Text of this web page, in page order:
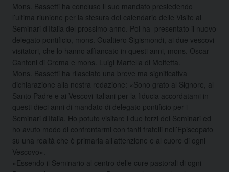
Mons. Bassetti ha concluso il suo mandato presiedendo
l’ultima riunione per la stesura del calendario delle Visite ai
Seminari d’Italia del prossimo anno. Poi ha presentato il nuovo
delegato pontificio, mons. Gualtiero Sigismondi, ai due vescovi
visitatori, che lo hanno affiancato in questi anni, mons. Oscar
Cantoni di Crema e mons. Luigi Martella di Molfetta.
Mons. Bassetti ha rilasciato una breve ma significativa
dichiarazione alla nostra redazione: «Sono grato al Signore, al
Santo Padre e ai Vescovi italiani per la fiducia accordatami in
questi dieci anni di mandato di delegato pontificio per i
Seminari d’Italia. Ho potuto visitare i due terzi dei Seminari ed
ho avuto modo di confrontarmi con tanti fratelli nell’Episcopato
su una realtà che è primaria all’attenzione e al cuore di ogni
Vescovo».
«Essendo il Seminario al centro delle cure pastorali di ogni